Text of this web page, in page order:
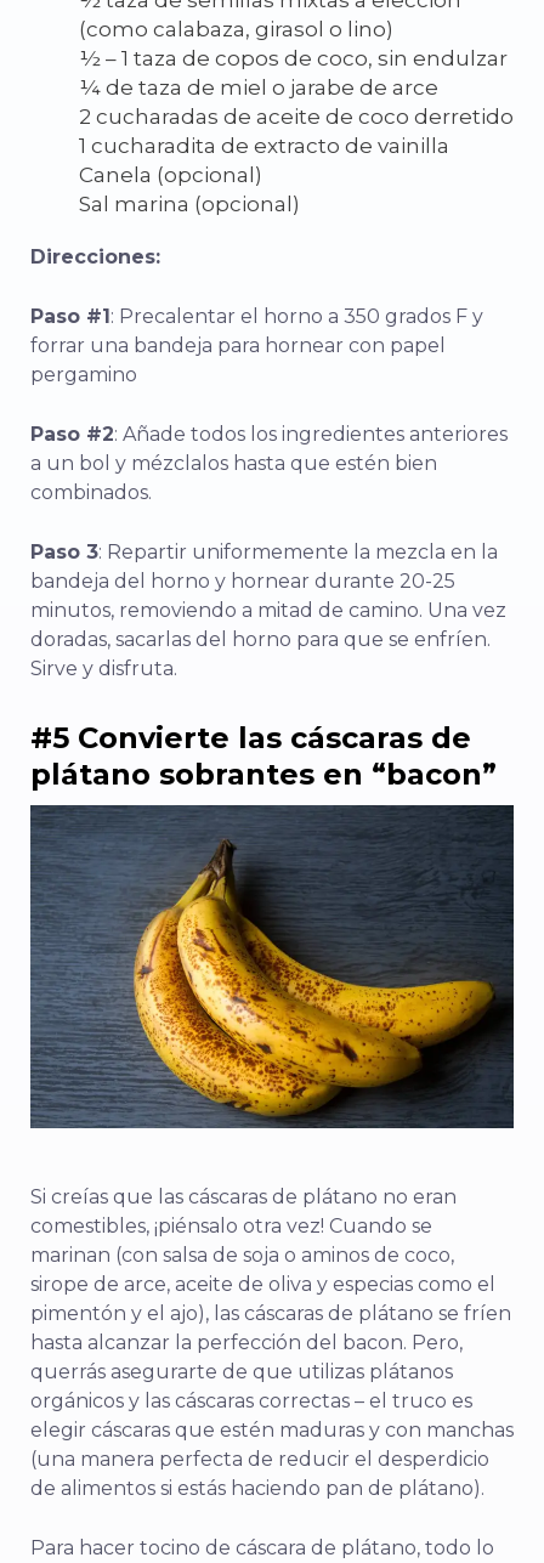
(como calabaza, girasol o lino)
½ – 1 taza de copos de coco, sin endulzar
¼ de taza de miel o jarabe de arce
2 cucharadas de aceite de coco derretido
1 cucharadita de extracto de vainilla
Canela (opcional)
Sal marina (opcional)
Direcciones:
Paso #1 : Precalentar el horno a 350 grados F y
forrar una bandeja para hornear con papel
pergamino
Paso #2: Añade todos los ingredientes anteriores
a un bol y mézclalos hasta que estén bien
combinados.
Paso 3: Repartir uniformemente la mezcla en la
bandeja del horno y hornear durante 20-25
minutos, removiendo a mitad de camino. Una vez
doradas, sacarlas del horno para que se enfríen.
Sirve y disfruta.
#5 Convierte las cáscaras de
plátano sobrantes en “bacon”
Si creías que las cáscaras de plátano no eran
comestibles, ¡piénsalo otra vez! Cuando se
marinan (con salsa de soja o aminos de coco,
sirope de arce, aceite de oliva y especias como el
pimentón y el ajo), las cáscaras de plátano se fríen
hasta alcanzar la perfección del bacon. Pero,
querrás asegurarte de que utilizas plátanos
orgánicos y las cáscaras correctas – el truco es
elegir cáscaras que estén maduras y con manchas
(una manera perfecta de reducir el desperdicio
de alimentos si estás haciendo pan de plátano).
Para hacer tocino de cáscara de plátano, todo lo